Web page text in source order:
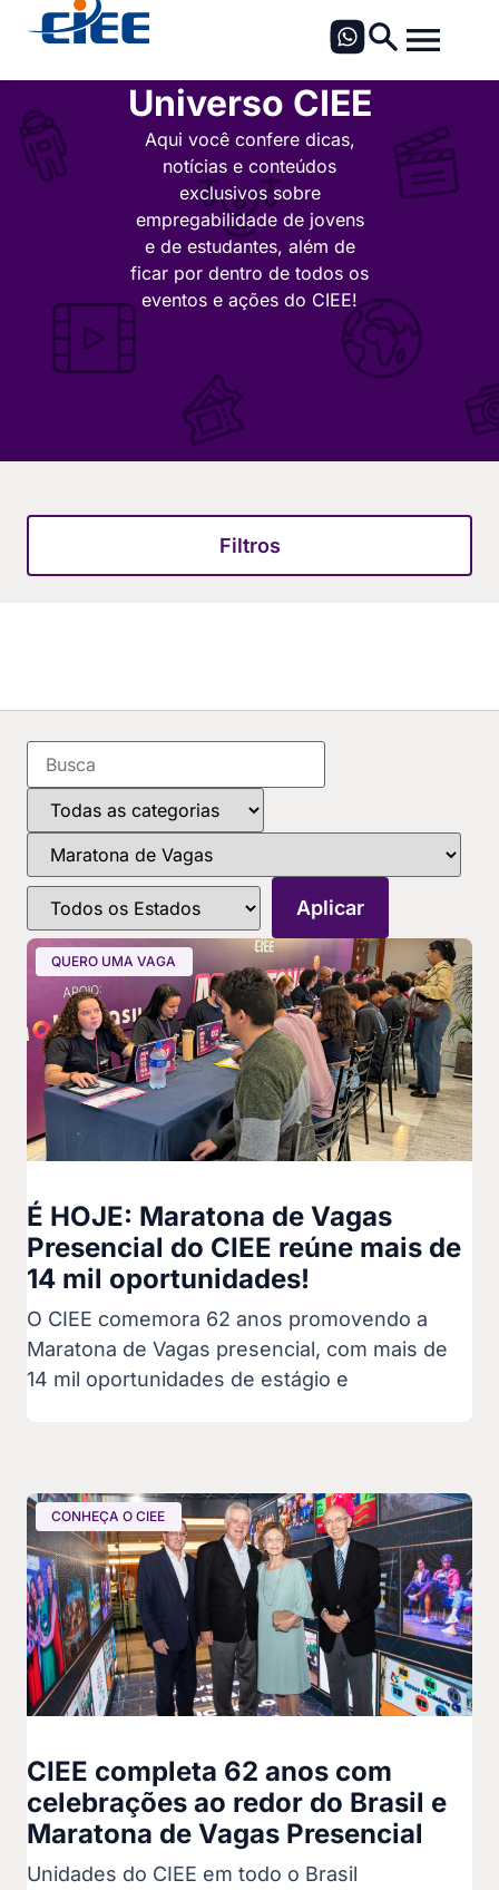
Universo CIEE
Aqui você confere dicas,
notícias e conteúdos
exclusivos sobre
empregabilidade de jovens
e de estudantes, além de
ficar por dentro de todos os
eventos e ações do CIEE!
Filtros
QUERO UMA VAGA
É HOJE: Maratona de Vagas
Presencial do CIEE reúne mais de
14 mil oportunidades!
O CIEE comemora 62 anos promovendo a
Maratona de Vagas presencial, com mais de
14 mil oportunidades de estágio e
CONHEÇA O CIEE
CIEE completa 62 anos com
celebrações ao redor do Brasil e
Maratona de Vagas Presencial
Unidades do CIEE em todo o Brasil